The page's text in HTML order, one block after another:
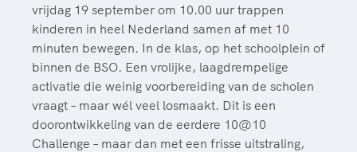
de halve marathon van je moeder of de
hockeywedstrijd van je buurjongen.
Lees verder
Voor welk gedrag staat de club? Wat mag wel
langs de lijn, in de kleedkamer, kantine en online?
En wat mag vooral niet? Een gedragscode geeft
hier richting aan en is dus een belangrijk
onderdeel van het clubbeleid rondom gewenst en
ongewenst gedrag.
toekomstig kader.
Lees verder
vrijdag 19 september om 10.00 uur trappen
kinderen in heel Nederland samen af met 10
minuten bewegen. In de klas, op het schoolplein of
binnen de BSO. Een vrolijke, laagdrempelige
activatie die weinig voorbereiding van de scholen
vraagt – maar wél veel losmaakt. Dit is een
doorontwikkeling van de eerdere 10@10
Challenge – maar dan met een frisse uitstraling,